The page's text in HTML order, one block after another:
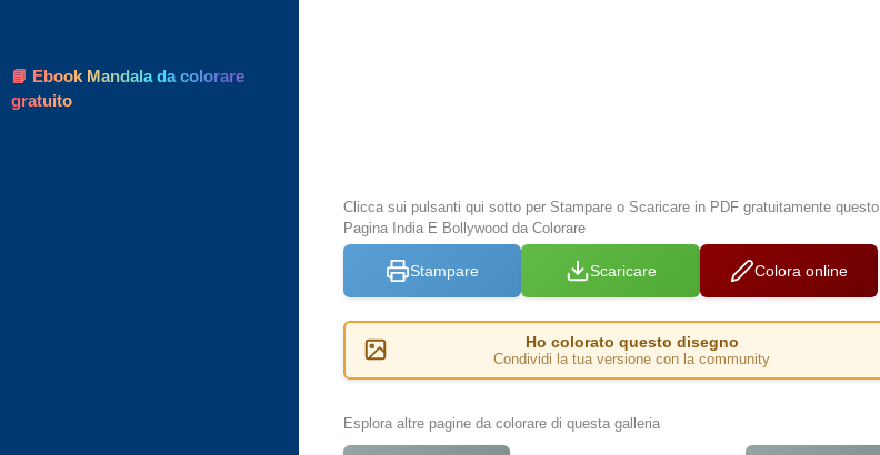
Clicca sui pulsanti qui sotto per Stampare o Scaricare in PDF gratuitamente questo
Pagina India E Bollywood da Colorare
Stampare Scaricare Colora online
Ho colorato questo disegno
Condividi la tua versione con la community
Esplora altre pagine da colorare di questa galleria
📘 Ebook Mandala da colorare
gratuito